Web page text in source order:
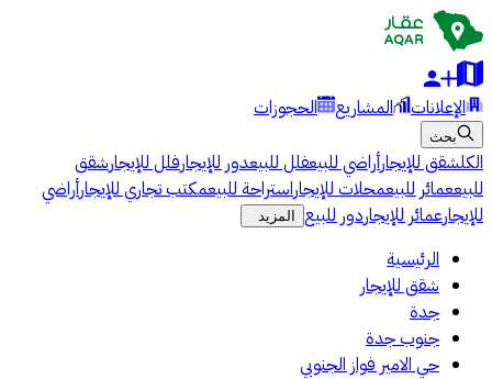
الإعلانات المشاريع الحجوزات
بحث
الكلشقق للإيجارأراضي للبيعفلل للبيعدور للإيجارفلل للإيجارشقق
للبيععمائر للبيعمحلات للإيجاراستراحة للبيعمكتب تجاري للإيجارأراضي
للإيجارعمائر للإيجاردور للبيع المزيد
الرئيسية
شقق للإيجار
جدة
جنوب جدة
حي الامير فواز الجنوبي